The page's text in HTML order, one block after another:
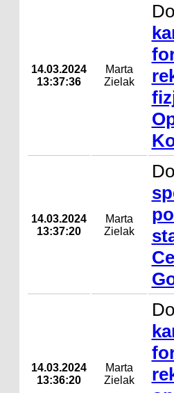
14.03.2024
13:37:36
Marta
Zielak
14.03.2024
13:37:20
Marta
Zielak
14.03.2024
13:36:20
Marta
Zielak